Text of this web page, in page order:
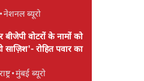
•नेशनल ब्यूरो
बीजेपी वोटरों के नामों को
साज़िश'- रोहित पवार का
•मुंबई ब्यूरो